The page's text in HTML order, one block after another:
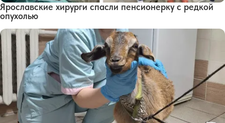
Ярославские хирурги спасли пенсионерку с редкой
опухолью